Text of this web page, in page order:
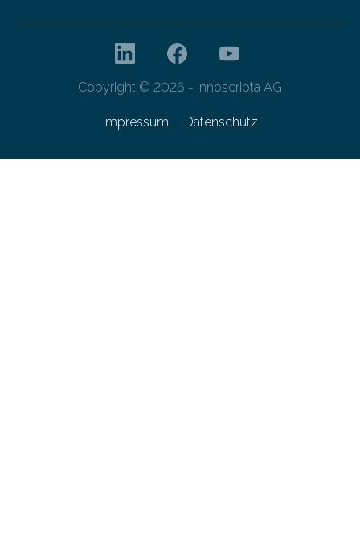
Copyright © 2026 - innoscripta AG
Impressum Datenschutz